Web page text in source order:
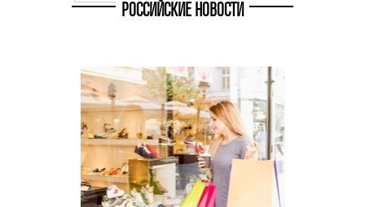
РОССИЙСКИЕ НОВОСТИ